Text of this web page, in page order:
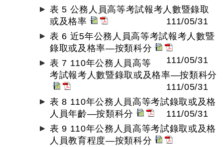
表 5 公務人員高等考試報考人數暨錄取
或及格率
111/05/31
表 6 近5年公務人員高等考試報考人數暨
錄取或及格率—按類科分
111/05/31
表 7 110年公務人員高等
考試報考人數暨錄取或及格率—按類科分
111/05/31
表 8 110年公務人員高等考試錄取或及格
人員年齡—按類科分
111/05/31
表 9 110年公務人員高等考試錄取或及格
人員教育程度—按類科分